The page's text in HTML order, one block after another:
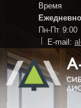
Пн-Пт 9:00
E-mail: